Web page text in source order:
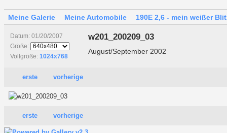
Meine Galerie Meine Automobile 190E 2,6 - mein weißer
Datum: 01/20/2007
Größe:
Vollgröße: 1024x768
w201_200209_03
August/September 2002
erste vorherige
erste vorherige